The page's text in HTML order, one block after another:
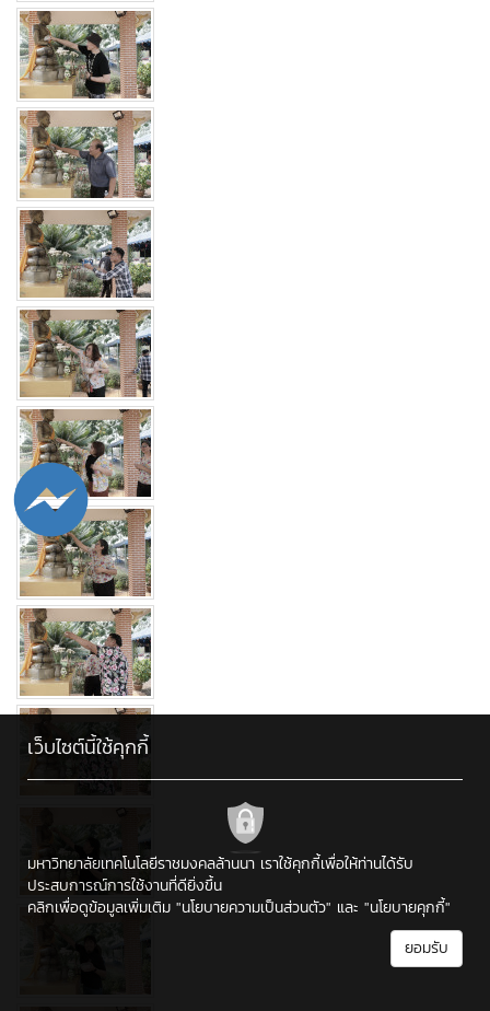
เว็บไซต์นี้ใช้คุกกี้
มหาวิทยาลัยเทคโนโลยีราชมงคลล้านนา เราใช้คุกกี้เพื่อให้ท่านได้รับ
ประสบการณ์การใช้งานที่ดียิ่งขึ้น
คลิกเพื่อดูข้อมูลเพิ่มเติม "นโยบายความเป็นส่วนตัว" และ "นโยบายคุกกี้"
ยอมรับ